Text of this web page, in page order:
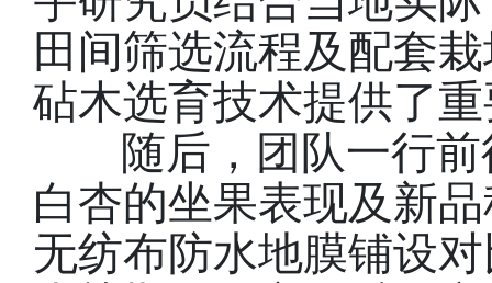
田间筛选流程及配套
砧木选育技术提供了
随后，团队一行
白杏的坐果表现及新
无纺布防水地膜铺设